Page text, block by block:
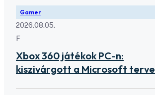
Gamer
2026.08.05.
F
Xbox 360 játékok PC-n:
kiszivárgott a Microsoft terve